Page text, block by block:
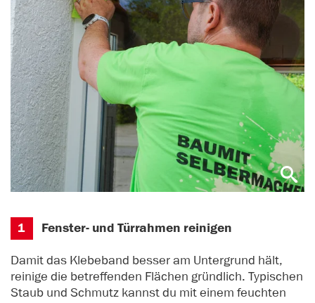
1 Fenster- und Türrahmen reinigen
Damit das Klebeband besser am Untergrund hält,
reinige die betreffenden Flächen gründlich. Typischen
Staub und Schmutz kannst du mit einem feuchten